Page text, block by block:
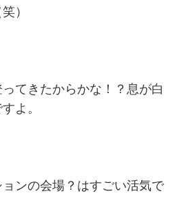
）
てきたからかな！？息が白
よ。
ンの会場？はすごい活気で